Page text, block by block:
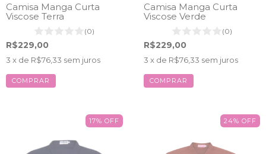
Camisa Manga Curta
Viscose Terra
(0)
R$229,00
3 x de R$76,33 sem juros
COMPRAR
Camisa Manga Curta
Viscose Verde
(0)
R$229,00
3 x de R$76,33 sem juros
COMPRAR
17% OFF 24% OFF